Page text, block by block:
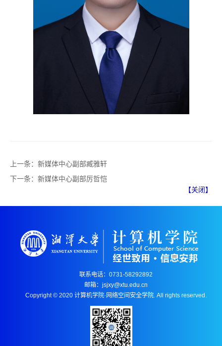
上一条： 新媒体中心副部臧雅轩
下一条： 新媒体中心副部厉哲恺
【关闭】
联系电话：0731-58292892
邮箱：jsjxy@xtu.edu.cn
Copyright © 2020 计算机学院·网络空间安全学院. All rights reserved.